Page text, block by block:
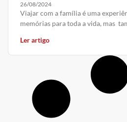
26/08/2024
Viajar com a família é uma
memórias para toda a vida, mas
Ler artigo